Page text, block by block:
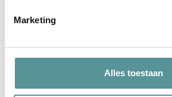
Marketing
Alles toestaan
No-nonsense & warmte